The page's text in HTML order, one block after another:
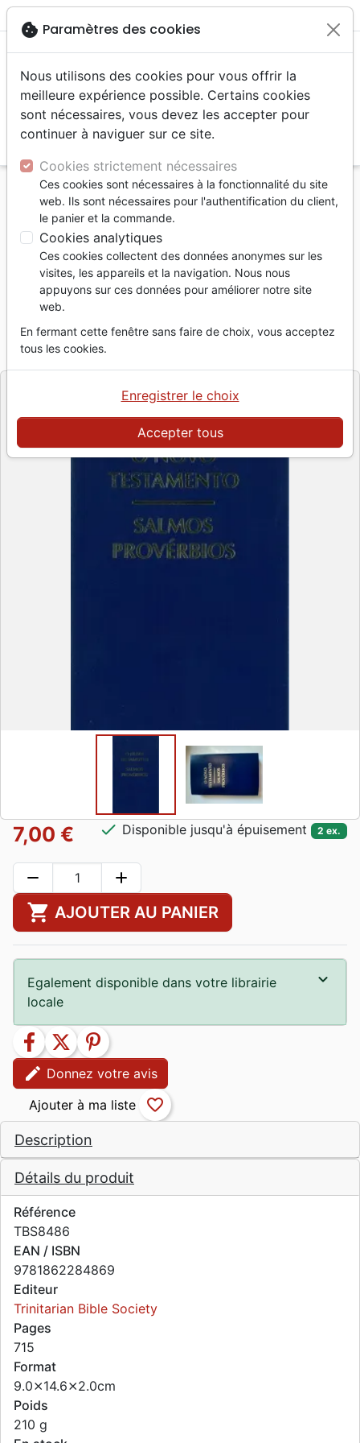
menu
Accueil Bibles
Bibles autres langues
Nouveau Testament, Psaumes et Proverbes souple
bleu - portugais
Nouveau Testament, Psaumes et
Proverbes souple bleu - portugais
ALMEIDA CORRIGIDA FIEL
RéférenceTBS8486 EAN9781862284869
Editeur Trinitarian Bible Society
Description
Détails du produit
Référence
TBS8486
EAN / ISBN
9781862284869
Editeur
Trinitarian Bible Society
Pages
715
Format
9.0⨯14.6⨯2.0cm
Poids
210 g
7,00 € check Disponible jusqu'à épuisement 2 ex.
remove add
shopping_cart AJOUTER AU PANIER
Egalement disponible dans votre librairie
locale
facebook twitter
pinterest
edit Donnez votre avis
favorite_border
cookie Paramètres des cookies
Nous utilisons des cookies pour vous offrir la
meilleure expérience possible. Certains cookies
sont nécessaires, vous devez les accepter pour
continuer à naviguer sur ce site.
Cookies strictement nécessaires
Ces cookies sont nécessaires à la fonctionnalité du site
web. Ils sont nécessaires pour l'authentification du client,
le panier et la commande.
Cookies analytiques
Ces cookies collectent des données anonymes sur les
visites, les appareils et la navigation. Nous nous
appuyons sur ces données pour améliorer notre site
web.
En fermant cette fenêtre sans faire de choix, vous acceptez
tous les cookies.
Accepter tous
Enregistrer le choix